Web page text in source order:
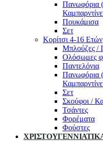
Πανωφόρια
Πουκάμισα
Σετ
Κορίτσι 4-16 Ετών
Μπλούζες /
Ολόσωμες
Παντελόνια
Πανωφόρια
Σετ
Σκούφοι /
Τσάντες
Φορέματα
Φούστες